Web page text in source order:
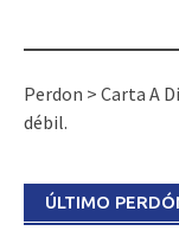
Perdon > Carta A
débil.
ÚLTIMO